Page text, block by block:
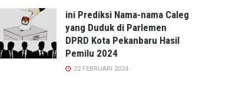
ini Prediksi Nama-nama Caleg
yang Duduk di Parlemen
DPRD Kota Pekanbaru Hasil
Pemilu 2024
22 FEBRUARI 2024